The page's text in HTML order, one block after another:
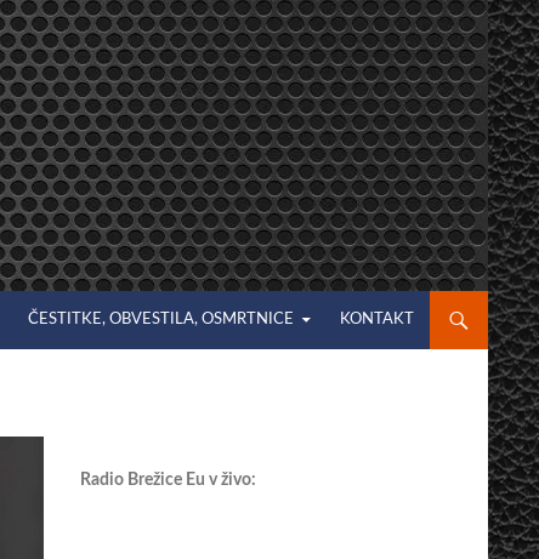
ČESTITKE, OBVESTILA, OSMRTNICE KONTAKT
Radio Brežice Eu v živo: